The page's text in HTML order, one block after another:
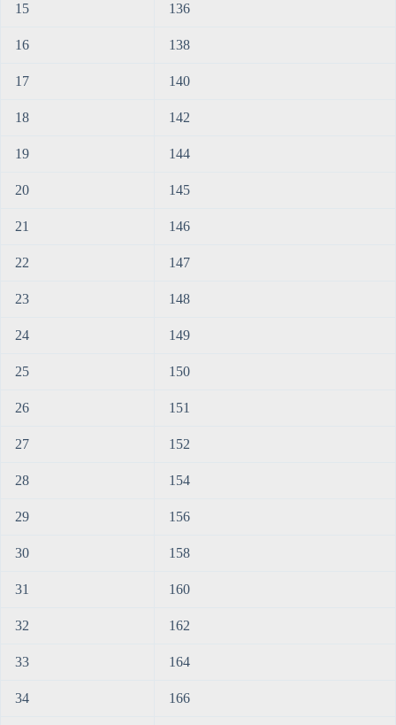
15 136
16 138
17 140
18 142
19 144
20 145
21 146
22 147
23 148
24 149
25 150
26 151
27 152
28 154
29 156
30 158
31 160
32 162
33 164
34 166